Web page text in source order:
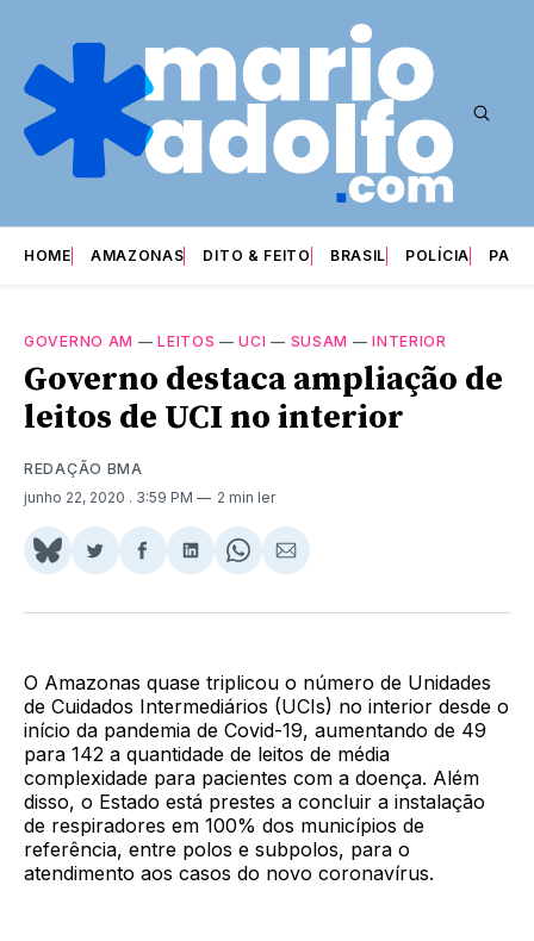
HOME AMAZONAS DITO & FEITO BRASIL POLÍCIA
GOVERNO AM —LEITOS —UCI — SUSAM —INTERIOR
Governo destaca ampliação de
leitos de UCI no interior
REDAÇÃO BMA
junho 22, 2020 . 3:59 PM 2 min ler
Share
BlueSky
Compartilhar
Twitter
Compartilhar
Facebook
Compartilhar
LinkedIn
Share
WhatsApp
Compartilhar
Email
O Amazonas quase triplicou o número de Unidades
de Cuidados Intermediários (UCIs) no interior desde o
início da pandemia de Covid-19, aumentando de 49
para 142 a quantidade de leitos de média
complexidade para pacientes com a doença. Além
disso, o Estado está prestes a concluir a instalação
de respiradores em 100% dos municípios de
referência, entre polos e subpolos, para o
atendimento aos casos do novo coronavírus.